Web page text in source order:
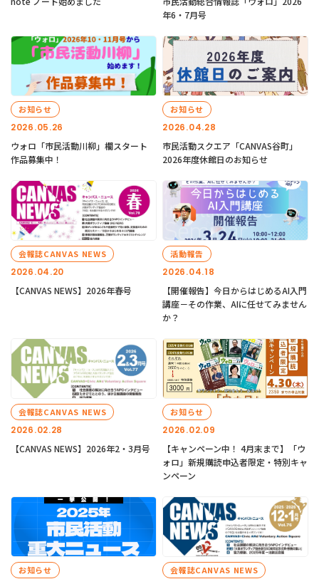
年6・7月号
2026.05.26
お知らせ
ウォロ「市民活動川柳」欄スタート
作品募集中！
2026.04.28
お知らせ
市民活動スクエア「CANVAS谷町」
2026年度休館日のお知らせ
2026.04.20
会報誌CANVAS NEWS
【CANVAS NEWS】2026年春号
2026.04.18
活動報告
【開催報告】今日からはじめるAI入門
講座－その作業、AIに任せてみません
か？
2026.02.28
会報誌CANVAS NEWS
【CANVAS NEWS】2026年2・3月号
2026.02.09
お知らせ
【キャンペーン中！ 4月末まで】「ウ
ォロ」新規購読申込者限定・特別キャ
ンペーン
お知らせ 会報誌CANVAS NEWS